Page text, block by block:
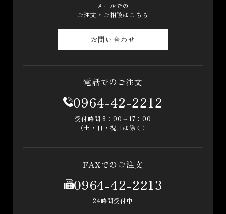
メールでの
ご注文・ご相談はこちら
お問い合わせ
電話でのご注文
0964-42-2212
受付時間 8：00～17：00
（土・日・祝日は除く）
FAXでのご注文
0964-42-2213
24時間受付中